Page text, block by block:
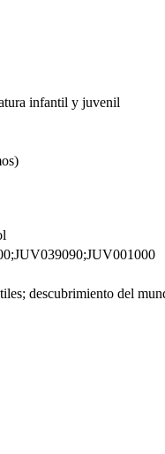
infantil y juvenil
descubrimiento del